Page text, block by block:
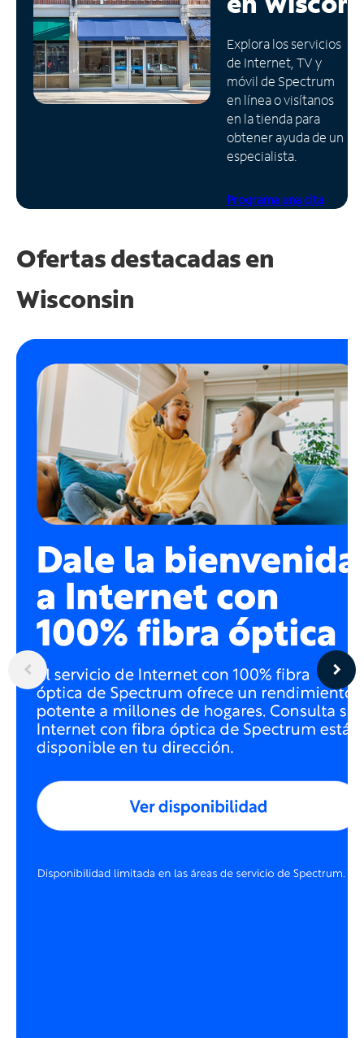
Administrar
cuenta
Encuentra
una
tienda
Explora los servicios
de Internet, TV y
móvil de Spectrum
en línea o visítanos
en la tienda para
obtener ayuda de un
especialista.
Programa una cita
Ofertas destacadas en
Wisconsin